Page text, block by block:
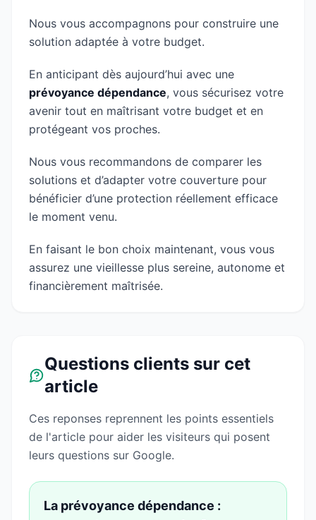
Nous vous accompagnons pour construire une
solution adaptée à votre budget.
En anticipant dès aujourd’hui avec une
prévoyance dépendance, vous sécurisez votre
avenir tout en maîtrisant votre budget et en
protégeant vos proches.
Nous vous recommandons de comparer les
solutions et d’adapter votre couverture pour
bénéficier d’une protection réellement efficace
le moment venu.
En faisant le bon choix maintenant, vous vous
assurez une vieillesse plus sereine, autonome et
financièrement maîtrisée.
Questions clients sur cet
article
Ces reponses reprennent les points essentiels
de l'article pour aider les visiteurs qui posent
leurs questions sur Google.
La prévoyance dépendance :